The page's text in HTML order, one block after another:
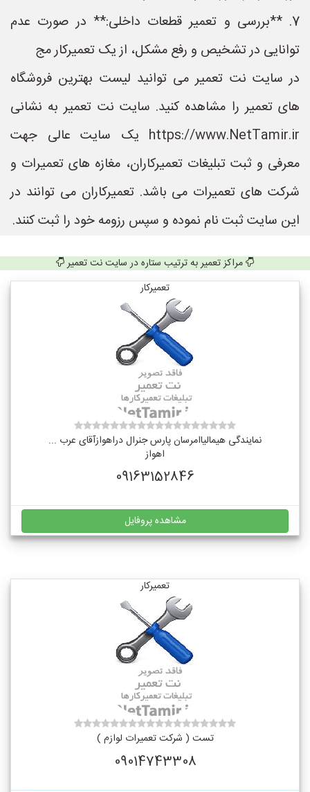
7. **بررسی و تعمیر قطعات داخلی:** در صورت عدم
توانایی در تشخیص و رفع مشکل، از یک تعمیرکار مج
در سایت نت تعمیر می توانید لیست بهترین فروشگاه
های تعمیر را مشاهده کنید. سایت نت تعمیر به نشانی
https://www.NetTamir.ir یک سایت عالی جهت
معرفی و ثبت تبلیغات تعمیرکاران، مغازه های تعمیرات و
شرکت های تعمیرات می باشد. تعمیرکاران می توانند در
این سایت ثبت نام نموده و سپس رزومه خود را ثبت کنند.
مراکز تعمیر به ترتیب ستاره در سایت نت تعمیر
تعمیرکار
نمایندگی هیمالیاامرسان پارس جنرال دراهوازآقای عرب ...
اهواز
09163152846
مشاهده پروفایل
تعمیرکار
تست ( شرکت تعمیرات لوازم )
09014743308